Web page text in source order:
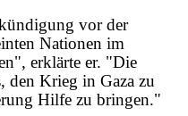
vor der
Nationen im
erklärte er. "Die
den Krieg in Gaza zu
Hilfe zu bringen."